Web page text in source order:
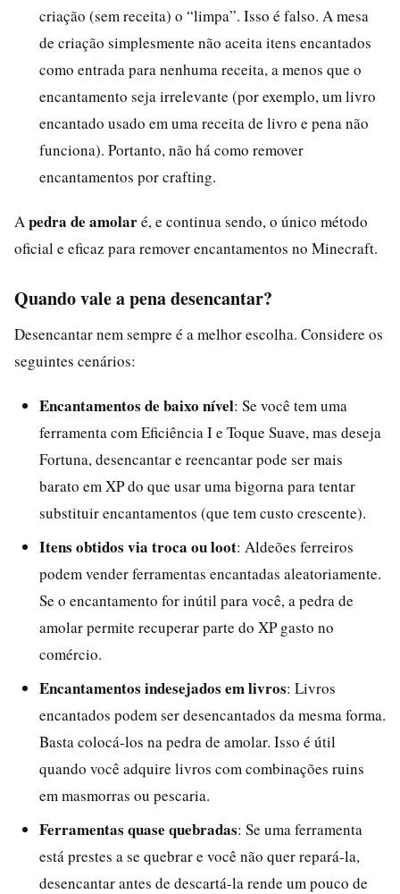
criação (sem receita) o “limpa”. Isso é falso. A mesa
de criação simplesmente não aceita itens encantados
como entrada para nenhuma receita, a menos que o
encantamento seja irrelevante (por exemplo, um livro
encantado usado em uma receita de livro e pena não
funciona). Portanto, não há como remover
encantamentos por crafting.
A pedra de amolaré, e continua sendo, o único método
oficial e eficaz para remover encantamentos no Minecraft.
Quando vale a pena desencantar?
Desencantar nem sempre é a melhor escolha. Considere os
seguintes cenários:
Encantamentos de baixo nível: Se você tem uma
ferramenta com Eficiência I e Toque Suave, mas deseja
Fortuna, desencantar e reencantar pode ser mais
barato em XP do que usar uma bigorna para tentar
substituir encantamentos (que tem custo crescente).
Itens obtidos via troca ou loot: Aldeões ferreiros
podem vender ferramentas encantadas aleatoriamente.
Se o encantamento for inútil para você, a pedra de
amolar permite recuperar parte do XP gasto no
comércio.
Encantamentos indesejados em livros: Livros
encantados podem ser desencantados da mesma forma.
Basta colocá-los na pedra de amolar. Isso é útil
quando você adquire livros com combinações ruins
em masmorras ou pescaria.
Ferramentas quase quebradas: Se uma ferramenta
está prestes a se quebrar e você não quer repará-la,
desencantar antes de descartá-la rende um pouco de